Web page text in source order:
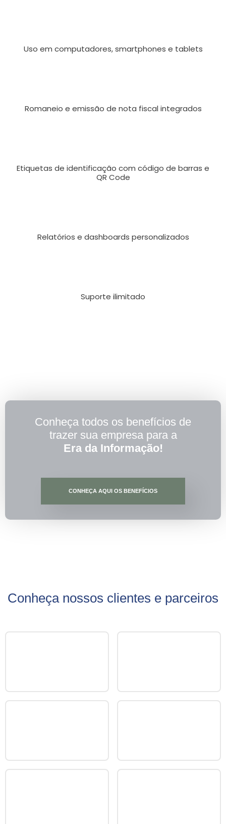
Uso em computadores, smartphones e tablets
Romaneio e emissão de nota fiscal integrados
Etiquetas de identificação com código de barras e
QR Code
Relatórios e dashboards personalizados
Suporte ilimitado
Conheça todos os benefícios de
trazer sua empresa para a
Era da Informação!
CONHEÇA AQUI OS BENEFÍCIOS
Conheça nossos clientes e parceiros